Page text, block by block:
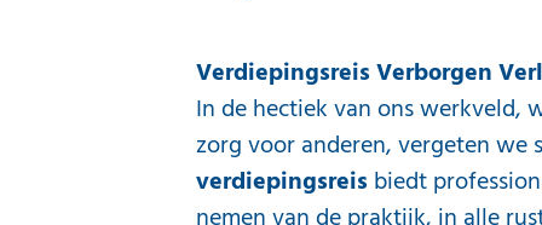
Verdiepingsreis Verborgen
In de hectiek van ons werkveld,
zorg voor anderen, vergeten we
verdiepingsreis biedt
nemen van de praktijk, in alle